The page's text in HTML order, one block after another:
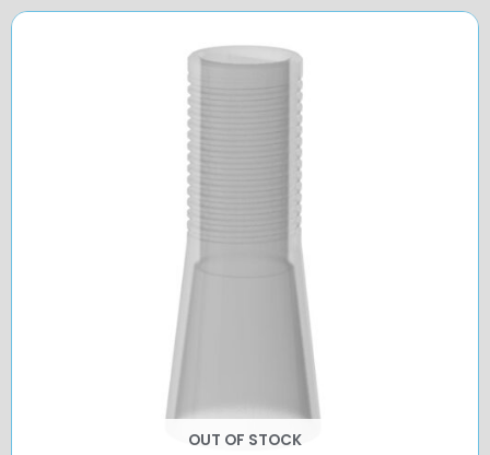
OUT OF STOCK